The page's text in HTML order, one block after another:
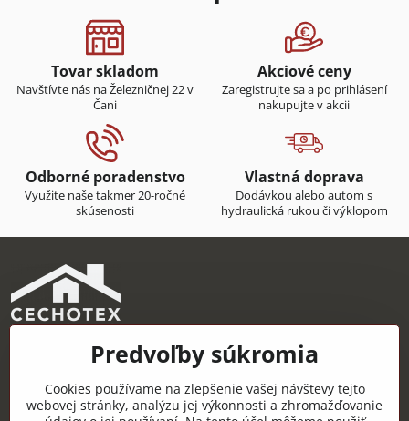
Tovar skladom
Navštívte nás na Železničnej 22 v
Čani
Akciové ceny
Zaregistrujte sa a po prihlásení
nakupujte v akcii
Odborné poradenstvo
Využite naše takmer 20-ročné
skúsenosti
Vlastná doprava
Dodávkou alebo autom s
hydraulická rukou či výklopom
CECHOTEX s.r.o.
Železničná 22, 044 14 Čaňa
IČO: 48181757
Predvoľby súkromia
Cookies používame na zlepšenie vašej návštevy tejto
webovej stránky, analýzu jej výkonnosti a zhromažďovanie